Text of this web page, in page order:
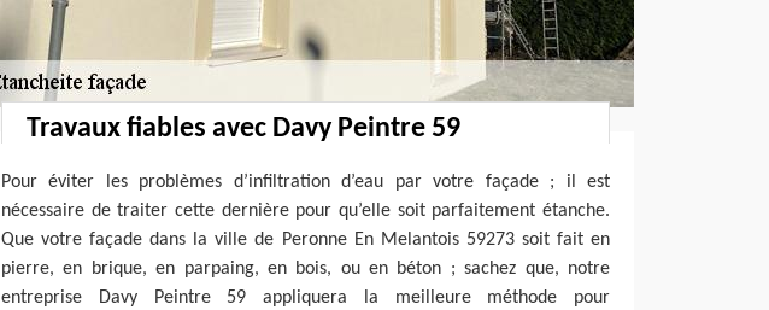
Travaux fiables avec Davy Peintre 59
Pour éviter les problèmes d’infiltration d’eau par votre façade ; il est
nécessaire de traiter cette dernière pour qu’elle soit parfaitement étanche.
Que votre façade dans la ville de Peronne En Melantois 59273 soit fait en
pierre, en brique, en parpaing, en bois, ou en béton ; sachez que, notre
entreprise Davy Peintre 59 appliquera la meilleure méthode pour